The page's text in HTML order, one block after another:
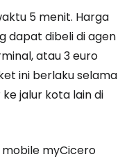
5 menit. Harga
dapat dibeli di agen
atau 3 euro
ini berlaku selama
jalur kota lain di
mobile myCicero